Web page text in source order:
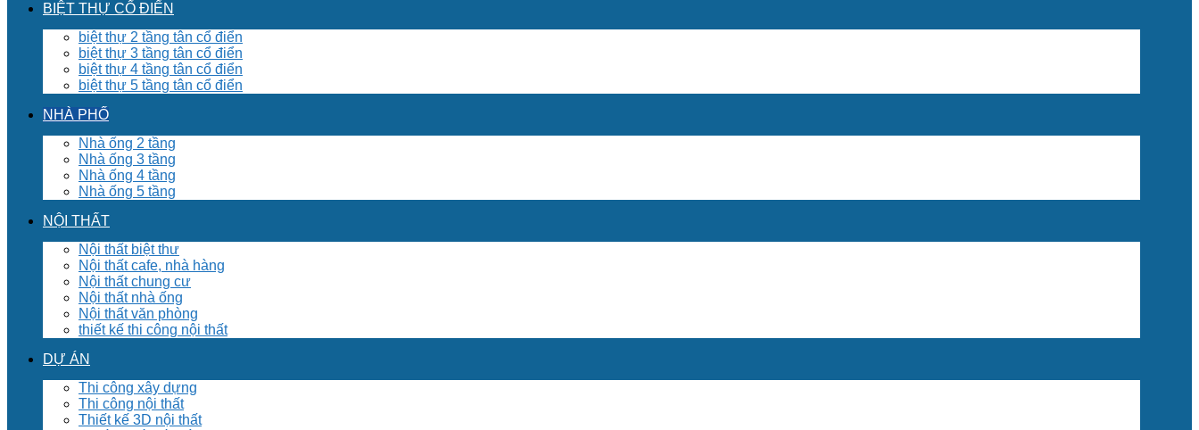
BIỆT THỰ CỔ ĐIỂN
biệt thự 2 tầng tân cổ điển
biệt thự 3 tầng tân cổ điển
biệt thự 4 tầng tân cổ điển
biệt thự 5 tầng tân cổ điển
NHÀ PHỐ
Nhà ống 2 tầng
Nhà ống 3 tầng
Nhà ống 4 tầng
Nhà ống 5 tầng
NỘI THẤT
Nội thất biệt thư
Nội thất cafe, nhà hàng
Nội thất chung cư
Nội thất nhà ống
Nội thất văn phòng
thiết kế thi công nội thất
DỰ ÁN
Thi công xây dựng
Thi công nội thất
Thiết kế 3D nội thất